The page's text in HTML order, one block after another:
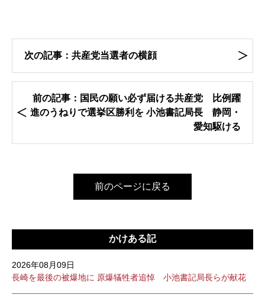
次の記事：共産党当選者の横顔
前の記事：国民の願い必ず届ける共産党 比例躍
進のうねりで選挙区勝利を 小池書記局長 静岡・
愛知駆ける
前のページに戻る
かけある記
2026年08月09日
長崎を最後の被爆地に 原爆犠牲者追悼 小池書記局長らが献花